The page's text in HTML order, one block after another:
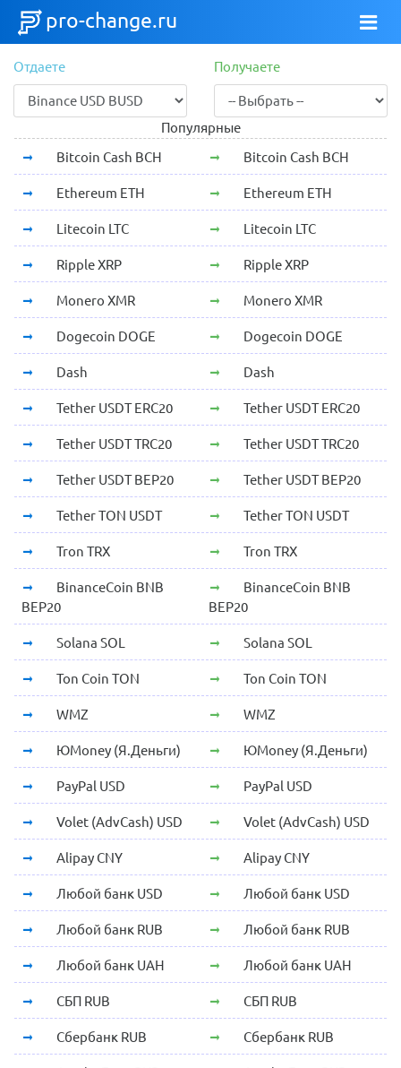
pro-change.ru
Отдаете Получаете
Популярные
Bitcoin Cash BCH
Bitcoin Cash BCH
Ethereum ETH Ethereum ETH
Litecoin LTC Litecoin LTC
Ripple XRP Ripple XRP
Monero XMR Monero XMR
Dogecoin DOGE Dogecoin DOGE
Dash Dash
Tether USDT ERC20 Tether USDT ERC20
Tether USDT TRC20 Tether USDT TRC20
Tether USDT BEP20 Tether USDT BEP20
Tether TON USDT Tether TON USDT
Tron TRX Tron TRX
BinanceCoin BNB
BEP20
BinanceCoin BNB
BEP20
Solana SOL Solana SOL
Ton Coin TON Ton Coin TON
WMZ WMZ
ЮMoney (Я.Деньги) ЮMoney (Я.Деньги)
PayPal USD PayPal USD
Volet (AdvCash) USD Volet (AdvCash) USD
Alipay CNY Alipay CNY
Любой банк USD Любой банк USD
Любой банк RUB Любой банк RUB
Любой банк UAH Любой банк UAH
СБП RUB СБП RUB
Сбербанк RUB Сбербанк RUB